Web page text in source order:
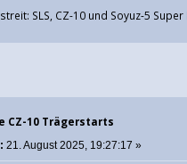
SLS, CZ-10 und Soyuz-5
CZ-10 Trägerstarts
21. August 2025, 19:27:17 »